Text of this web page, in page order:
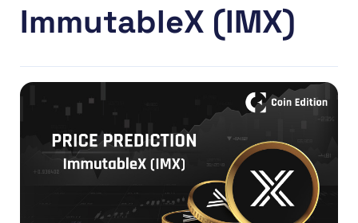
ImmutableX (IMX)